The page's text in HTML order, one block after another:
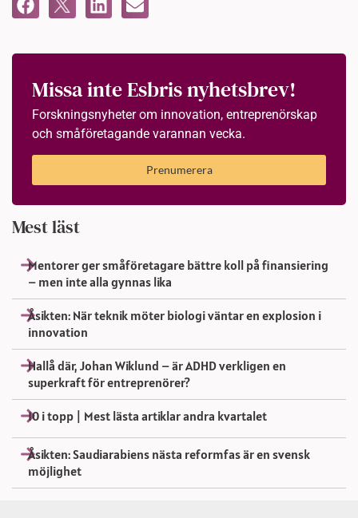
Missa inte Esbris nyhetsbrev!
Forskningsnyheter om innovation, entreprenörskap
och småföretagande varannan vecka.
Prenumerera
Mest läst
Mentorer ger småföretagare bättre koll på finansiering
– men inte alla gynnas lika
Åsikten: När teknik möter biologi väntar en explosion i
innovation
Hallå där, Johan Wiklund – är ADHD verkligen en
superkraft för entreprenörer?
10 i topp | Mest lästa artiklar andra kvartalet
Åsikten: Saudiarabiens nästa reformfas är en svensk
möjlighet